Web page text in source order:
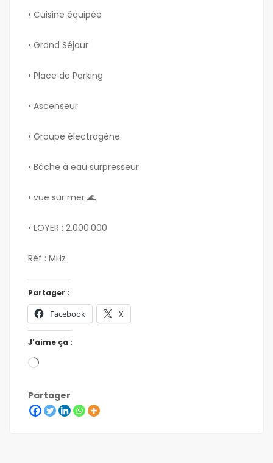
• ⁠Cuisine équipée
• ⁠Grand Séjour
• ⁠Place de Parking
• ⁠Ascenseur
• ⁠Groupe électrogène
• ⁠Bâche à eau surpresseur
• ⁠vue sur mer 🌊
• ⁠LOYER : 2.000.000
Réf : MHz
Partager :
Facebook X
J’aime ça :
Partager